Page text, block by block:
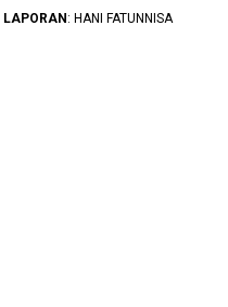
LAPORAN: HANI FATUNNISA